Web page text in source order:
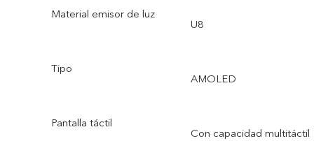
Material emisor de luz
U8
Tipo
AMOLED
Pantalla táctil
Con capacidad multitáctil